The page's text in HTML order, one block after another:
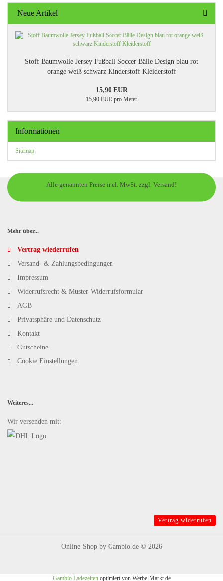
Neue Artikel
Stoff Baumwolle Jersey Fußball Soccer Bälle Design blau rot
orange weiß schwarz Kinderstoff Kleiderstoff
15,90 EUR
15,90 EUR pro Meter
Informationen
Sitemap
Alle genannten Preise incl. MwSt. zzgl. Versand!
Mehr über...
Vertrag wiederrufen
Versand- & Zahlungsbedingungen
Impressum
Widerrufsrecht & Muster-Widerrufsformular
AGB
Privatsphäre und Datenschutz
Kontakt
Gutscheine
Cookie Einstellungen
Weiteres...
Wir versenden mit:
Vertrag widerrufen
Online-Shopby Gambio.de © 2026
Gambio Ladezeitenoptimiert von Werbe-Markt.de